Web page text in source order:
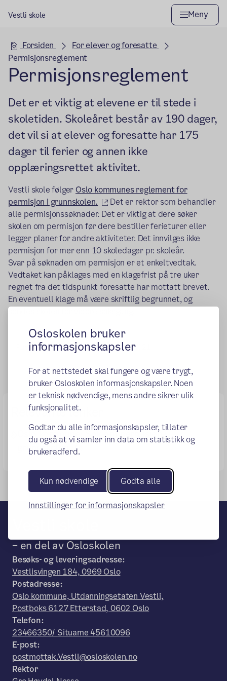
Osloskolen bruker
informasjonskapsler
For at nettstedet skal fungere og være trygt,
bruker Osloskolen informasjonskapsler. Noen
er teknisk nødvendige, mens andre sikrer ulik
funksjonalitet.
Godtar du alle informasjonskapsler, tillater
du også at vi samler inn data om statistikk og
brukeradferd.
Kun nødvendige Godta alle
Innstillinger for informasjonskapsler
Vestli skole Meny
Hovedseksjon
Forsiden
For elever og foresatte
Permisjonsreglement
Permisjonsreglement
Det er et viktig at elevene er til stede i
skoletiden. Skoleåret består av 190 dager,
det vil si at elever og foresatte har 175
dager til ferier og annen ikke
opplæringsrettet aktivitet.
Vestli skole følgerOslo kommunes reglement for
permisjon i grunnskolen.
(ekstern lenke)
Det er rektor som behandler
alle permisjonssøknader. Det er viktig at dere søker
skolen om permisjon før dere bestiller ferieturer eller
legger planer for andre aktiviteter. Det innvilges ikke
permisjon for mer enn 10 skoledager pr. skoleår.
Svar på søknaden om permisjon er et enkeltvedtak.
Vedtaket kan påklages med en klagefrist på tre uker
regnet fra det tidspunkt foresatte har mottatt brevet.
En eventuell klage må være skriftlig begrunnet, og
sendes skolen for videre saksgang.
Publisert:07.04.2015Endret:03.08.2021
Relevante lenker
Oslo kommune: Søk om permisjon i
grunnskolen
– en del av Osloskolen
Besøks- og leveringsadresse:
Vestlisvingen 184, 0969 Oslo
Postadresse:
Oslo kommune, Utdanningsetaten Vestli,
Postboks 6127 Etterstad, 0602 Oslo
Telefon:
23466350/ Situame 45610096
E-post:
postmottak.Vestli@osloskolen.no
Rektor